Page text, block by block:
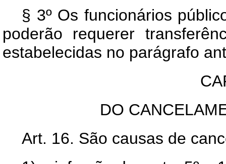
§ 3º Os funcionários
poderão requerer
estabelecidas no parágrafo
DO
Art. 16. São causas de